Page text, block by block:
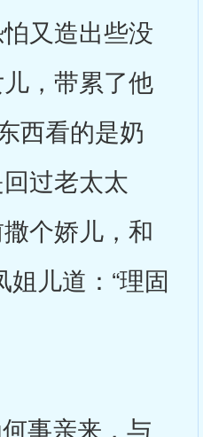
又造出些没
，带累了他
西看的是奶
过老太太
个娇儿，和
儿道：“理固
事亲来，与